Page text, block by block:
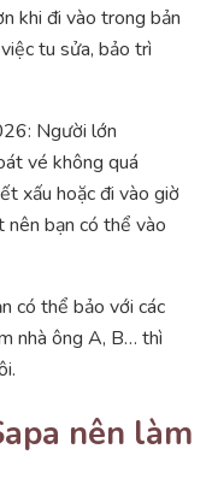
khi đi vào trong bản
tu sửa, bảo trì
Người lớn
vé không quá
xấu hoặc đi vào giờ
bạn có thể vào
có thể bảo với các
nhà ông A, B… thì
nên làm